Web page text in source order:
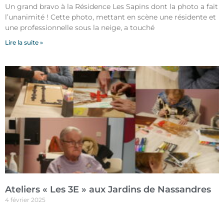
Un grand bravo à la Résidence Les Sapins dont la photo a fait
l’unanimité ! Cette photo, mettant en scène une résidente et
une professionnelle sous la neige, a touché
Lire la suite »
Ateliers « Les 3E » aux Jardins de Nassandres
4 février 2025